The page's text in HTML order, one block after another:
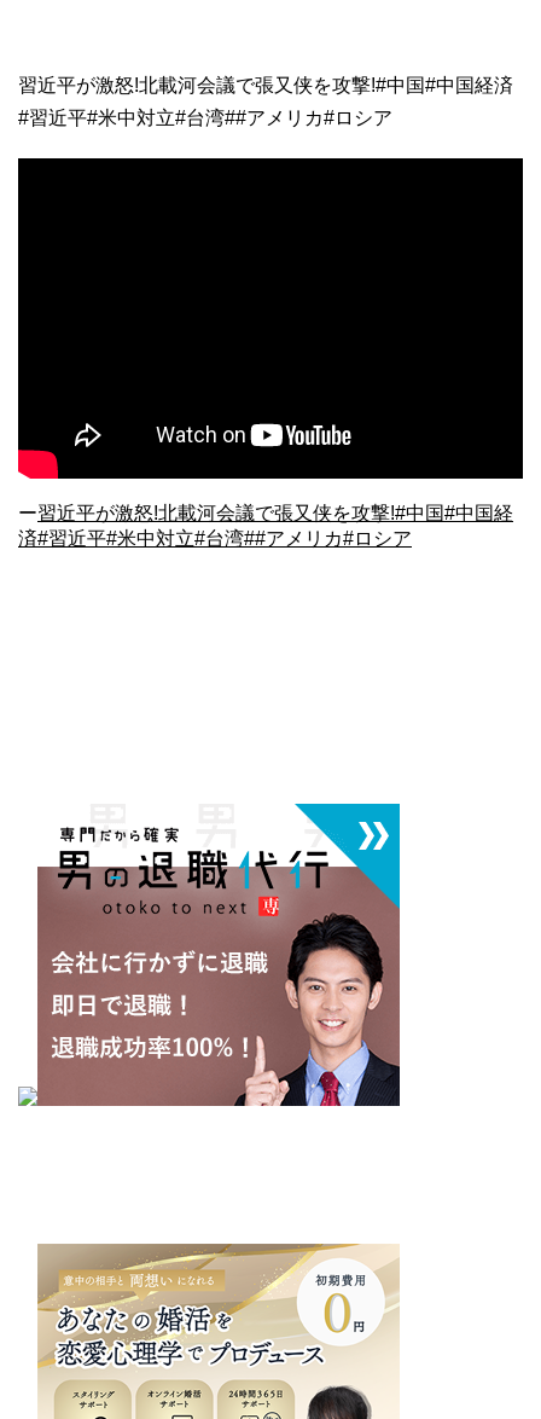
習近平が激怒!北載河会議で張又侠を攻撃!#中国#中国経済
#習近平#米中対立#台湾##アメリカ#ロシア
ー習近平が激怒!北載河会議で張又侠を攻撃!#中国#中国経
済#習近平#米中対立#台湾##アメリカ#ロシア